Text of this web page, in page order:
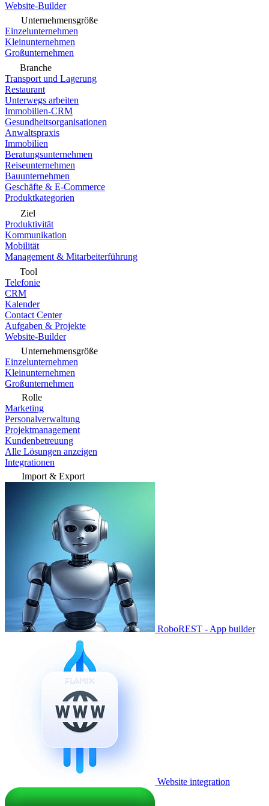
Website-Builder
Unternehmensgröße
Einzelunternehmen
Kleinunternehmen
Großunternehmen
Branche
Transport und Lagerung
Restaurant
Unterwegs arbeiten
Immobilien-CRM
Gesundheitsorganisationen
Anwaltspraxis
Immobilien
Beratungsunternehmen
Reiseunternehmen
Bauunternehmen
Geschäfte & E-Commerce
Produktkategorien
Ziel
Produktivität
Kommunikation
Mobilität
Management & Mitarbeiterführung
Tool
Telefonie
CRM
Kalender
Contact Center
Aufgaben & Projekte
Website-Builder
Unternehmensgröße
Einzelunternehmen
Kleinunternehmen
Großunternehmen
Rolle
Marketing
Personalverwaltung
Projektmanagement
Kundenbetreuung
Alle Lösungen anzeigen
Integrationen
Import & Export
RoboREST - App builder
Website integration